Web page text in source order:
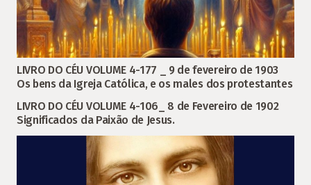
LIVRO DO CÉU VOLUME 4-177 _ 9 de fevereiro de 1903
Os bens da Igreja Católica, e os males dos protestantes
LIVRO DO CÉU VOLUME 4-106_ 8 de Fevereiro de 1902
Significados da Paixão de Jesus.